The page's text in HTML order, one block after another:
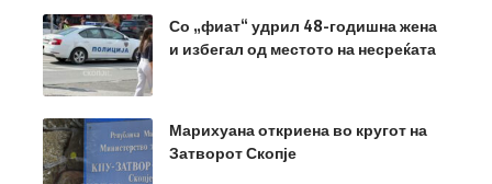
Со „фиат“ удрил 48-годишна жена
и избегал од местото на несреќата
Марихуана откриена во кругот на
Затворот Скопје